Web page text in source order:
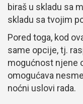
biraš u skladu sa
skladu sa tvojim
Pored toga, kod
same opcije, tj.
mogućnost njene
omogućava
noćni uslovi rada.